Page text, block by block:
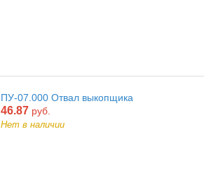
ПУ-07.000 Отвал выкопщика
46.87 руб.
Нет в наличии